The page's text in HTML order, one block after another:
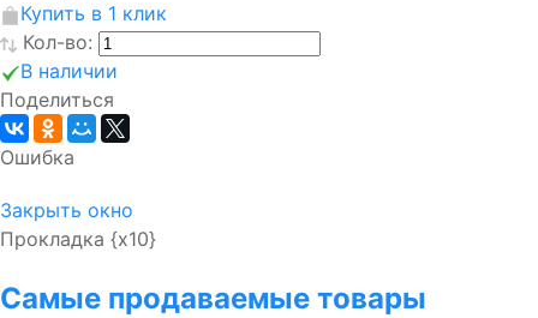
Купить в 1 клик
Кол-во:
В наличии
Поделиться
Ошибка
Закрыть окно
Прокладка {x10}
Самые продаваемые товары